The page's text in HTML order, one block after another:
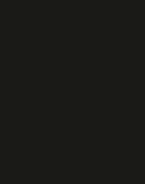
x Fluminense: 'Temos duas
na Sul-Americana e